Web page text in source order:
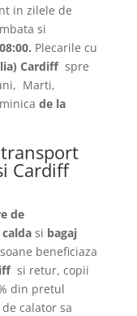
in zilele de
si
Plecarile cu
Cardiff spre
Marti,
de la
Cardiff
de
si bagaj
beneficiaza
si retur, copii
din pretul
calator sa